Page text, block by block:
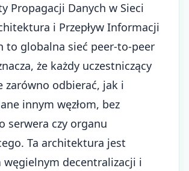
Propagacji Danych w Sieci
i Przepływ Informacji
to globalna sieć peer-to-peer
że każdy uczestniczący
zarówno odbierać, jak i
innym węzłom, bez
serwera czy organu
Ta architektura jest
węgielnym decentralizacji i